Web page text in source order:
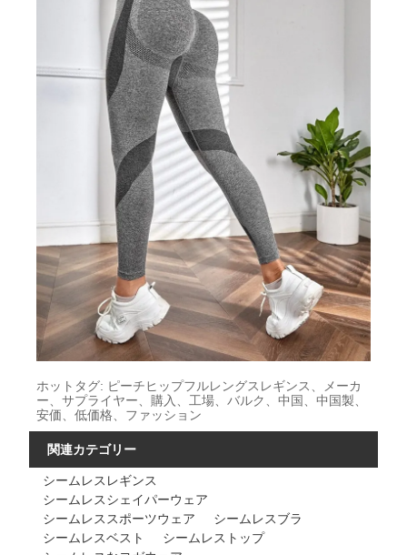
ホットタグ: ピーチヒップフルレングスレギンス、メーカ
ー、サプライヤー、購入、工場、バルク、中国、中国製、
安価、低価格、ファッション
関連カテゴリー
シームレスレギンス
シームレスシェイパーウェア
シームレススポーツウェア
シームレスブラ
シームレスベスト
シームレストップ